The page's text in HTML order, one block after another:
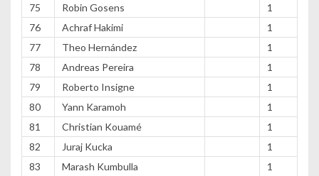
75
Robin Gosens
1
76
Achraf Hakimi
1
77
Theo Hernández
1
78
Andreas Pereira
1
79
Roberto Insigne
1
80
Yann Karamoh
1
81
Christian Kouamé
1
82
Juraj Kucka
1
83
Marash Kumbulla
1